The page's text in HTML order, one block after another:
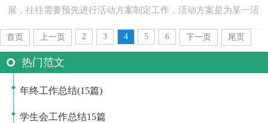
展，往往需要预先进行活动方案制定工作，活动方案是为某一活
活...
首页 上一页 2 3 4 5 6 下一页 尾页
热门范文
年终工作总结(15篇)
学生会工作总结15篇